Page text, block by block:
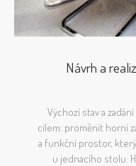
Návrh a
Výchozí stav a
cílem: proměnit horní
a funkční prostor,
u jednacího stolu.